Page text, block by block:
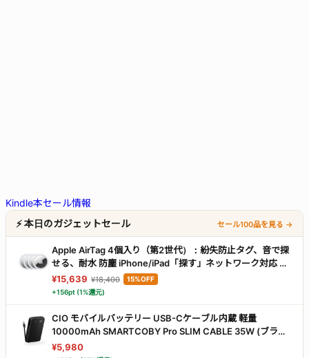
Kindle本セール情報
⚡ 本日のガジェットセール
セール100品を見る →
Apple AirTag 4個入り（第2世代）：紛失防止タグ、音で探
せる、耐水 防塵 iPhone/iPad「探す」ネットワーク対応 、
探せる範囲が最大1.5 倍に広がった「正確な場所を見つけ
る」機能搭載
¥15,639 ¥18,400
15%OFF
+156pt (1%還元)
CIO モバイルバッテリー USB-Cケーブル内蔵 軽量
10000mAh SMARTCOBY Pro SLIM CABLE 35W (ブラッ
ク)
¥5,980